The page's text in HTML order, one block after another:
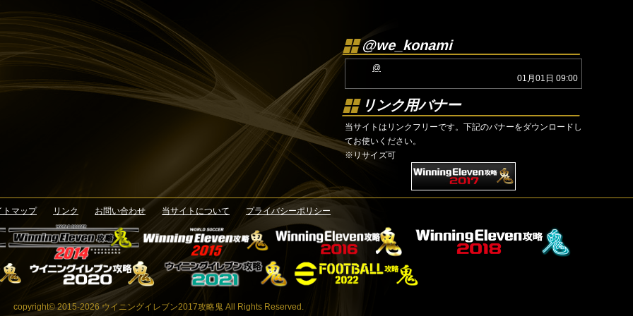
@we_konami
@
01月01日 09:00
リンク用バナー
当サイトはリンクフリーです。下記のバナーをダウンロードし
てお使いください。
※リサイズ可
トマップ リンク お問い合わせ 当サイトについて プライバシーポリシー
copyright© 2015-2026 ウイニングイレブン2017攻略鬼 All Rights Reserved.